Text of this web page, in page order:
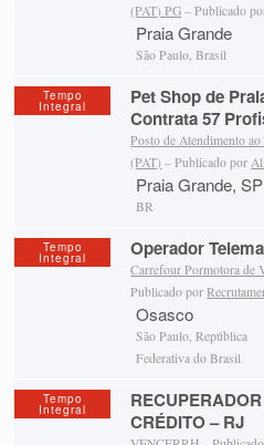
(PAT) PG – Publicado
Praia Grande
São Paulo, Brasil
Tempo
Integral
Pet Shop de
Contrata 57
Posto de Atendimento
(PAT) – Publicado por
Praia Grande, SP
BR
Tempo
Integral Operador
Carrefour Pormotora de
Publicado por
Osasco
São Paulo, República
Federativa do Brasil
Tempo
Integral
CRÉDITO – RJ